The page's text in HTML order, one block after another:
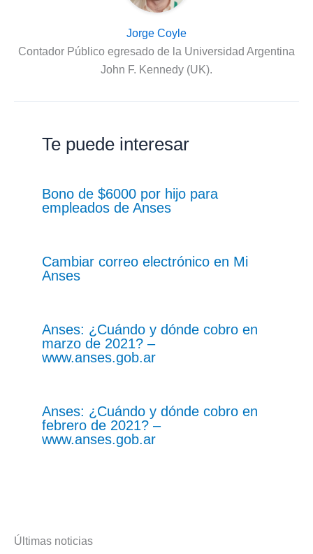
Jorge Coyle
Contador Público egresado de la Universidad Argentina
John F. Kennedy (UK).
Te puede interesar
Bono de $6000 por hijo para
empleados de Anses
Cambiar correo electrónico en Mi
Anses
Anses: ¿Cuándo y dónde cobro en
marzo de 2021? –
www.anses.gob.ar
Anses: ¿Cuándo y dónde cobro en
febrero de 2021? –
www.anses.gob.ar
Últimas noticias